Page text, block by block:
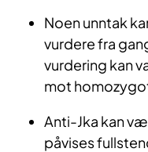
Noen unntak
vurdere fra
vurdering kan
mot
Anti-Jka kan
påvises